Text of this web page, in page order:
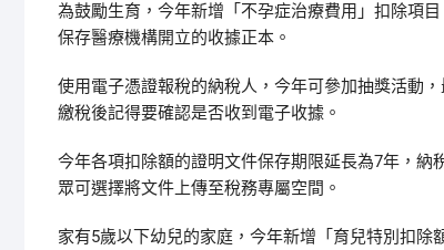
為鼓勵生育，今年新增「不孕症治療費用」扣除項
保存醫療機構開立的收據正本。
使用電子憑證報稅的納稅人，今年可參加抽獎活動
繳稅後記得要確認是否收到電子收據。
今年各項扣除額的證明文件保存期限延長為7年，
眾可選擇將文件上傳至稅務專屬空間。
家有5歲以下幼兒的家庭，今年新增「育兒特別扣